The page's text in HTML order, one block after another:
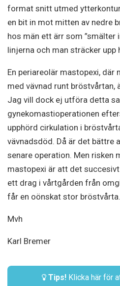
format snitt utmed
en bit in mot mitten av nedre
hos män ett ärr som ”smälter
linjerna och man sträcker upp
En periareolär mastopexi, där
med vävnad runt bröstvårtan,
Jag vill dock ej utföra detta
gynekomastioperationen
upphörd cirkulation i
vävnadsdöd. Då är det bättre
senare operation. Men risken
mastopexi är att det
ett drag i vårtgården från
får en oönskat stor bröstvårta.
Mvh
Karl Bremer
Tips!Klicka här för